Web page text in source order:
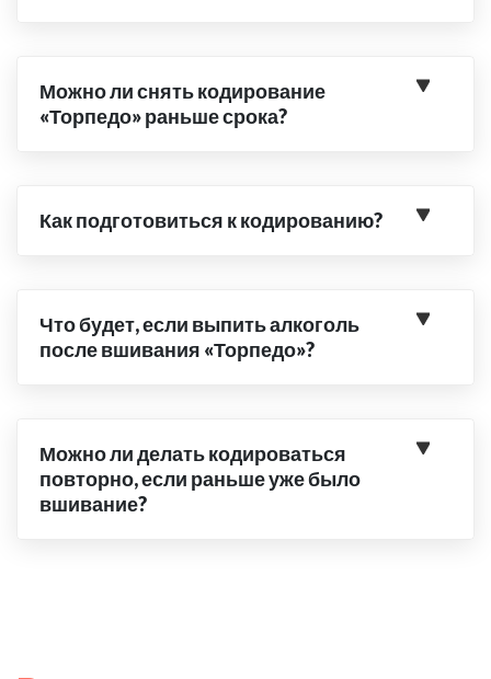
Можно ли снять кодирование
«Торпедо» раньше срока?
Как подготовиться к кодированию?
Что будет, если выпить алкоголь
после вшивания «Торпедо»?
Можно ли делать кодироваться
повторно, если раньше уже было
вшивание?